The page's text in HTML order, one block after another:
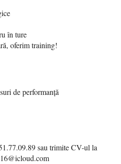
în ture
oferim training!
de performanță
sau trimite CV-ul la